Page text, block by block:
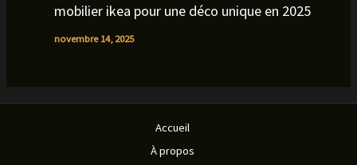
mobilier ikea pour une déco unique en 2025
novembre 14, 2025
Accueil
À propos